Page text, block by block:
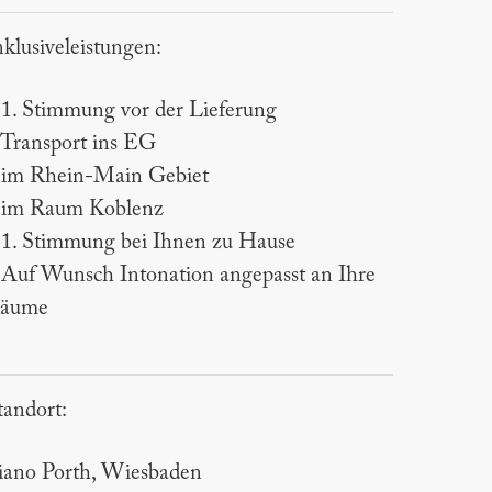
Stimmung vor der Lieferung
ins EG
Rhein-Main Gebiet
Raum Koblenz
Stimmung bei Ihnen zu Hause
Wunsch Intonation angepasst an Ihre
Porth, Wiesbaden